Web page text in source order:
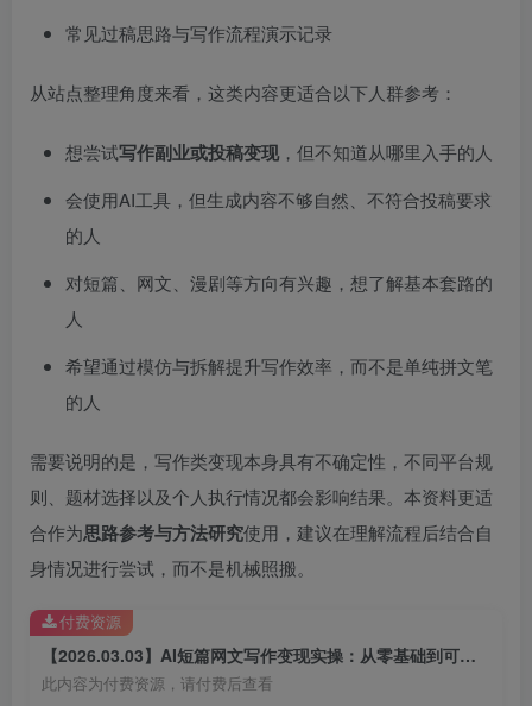
常见过稿思路与写作流程演示记录
从站点整理角度来看，这类内容更适合以下人群参考：
想尝试写作副业或投稿变现 ，但不知道从哪里入手的人
会使用AI工具，但生成内容不够自然、不符合投稿要求
的人
对短篇、网文、漫剧等方向有兴趣，想了解基本套路的
人
希望通过模仿与拆解提升写作效率，而不是单纯拼文笔
的人
需要说明的是，写作类变现本身具有不确定性，不同平台规
则、题材选择以及个人执行情况都会影响结果。本资料更适
合作为思路参考与方法研究使用，建议在理解流程后结合自
身情况进行尝试，而不是机械照搬。
【2026.03.03】AI短篇网文写作变现实操：从零基础到可投稿思路拆解
此内容为付费资源，请付费后查看
付费资源